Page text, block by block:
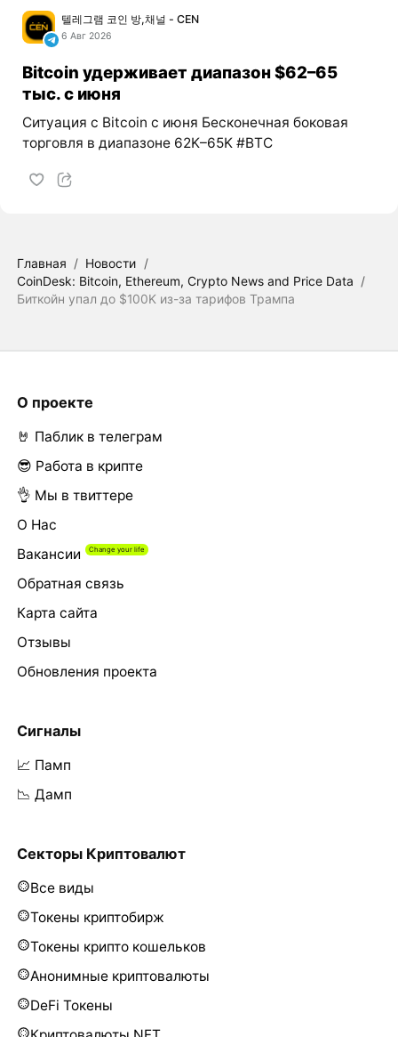
텔레그램 코인 방,채널 - CEN
6 Авг 2026
Bitcoin удерживает диапазон $62–65
тыс. с июня
Ситуация с Bitcoin с июня Бесконечная боковая
торговля в диапазоне 62K–65K #BTC
Главная / Новости /
CoinDesk: Bitcoin, Ethereum, Crypto News and Price Data /
Биткойн упал до $100K из-за тарифов Трампа
О проекте
🤘 Паблик в телеграм
😎 Работа в крипте
👌 Мы в твиттере
О Нас
Вакансии
Обратная связь
Карта сайта
Отзывы
Обновления проекта
Сигналы
📈 Памп
📉 Дамп
Секторы Криптовалют
Все виды
Токены криптобирж
Токены крипто кошельков
Анонимные криптовалюты
DeFi Токены